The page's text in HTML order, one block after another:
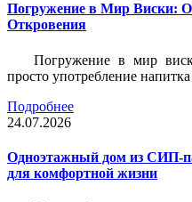
Погружение в Мир Виски:
Откровения
Погружение в мир
просто употребление напитка
Подробнее
24.07.2026
Одноэтажный дом из СИП-
для комфортной жизни